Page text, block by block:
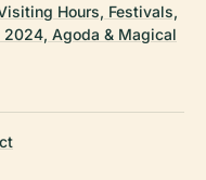
Hours, Festivals,
Agoda & Magical